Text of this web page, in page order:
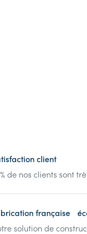
client
de nos clients sont
française
solution de